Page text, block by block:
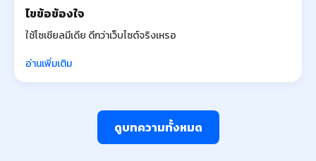
ไขข้อข้องใจ
ใช้โซเชียลมีเดีย ดีกว่าเว็บไซต์จริงเหรอ
อ่านเพิ่มเติม
ดูบทความทั้งหมด